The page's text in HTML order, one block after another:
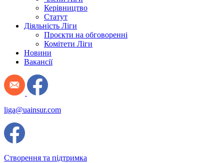
Керівництво
Статут
Діяльність Ліги
Проєкти на обговоренні
Комітети Ліги
Новини
Вакансії
liga@uainsur.com
Створення та підтримка